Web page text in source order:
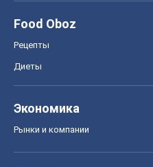
Food Oboz
Рецепты
Диеты
Экономика
Рынки и компании